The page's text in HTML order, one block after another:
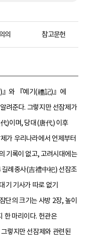
의 참고문헌
』와 『예기(禮記)』에
려준다. 그렇지만 선잠제가
)이며, 당대(唐代) 이후
가 우리나라에서 언제부터
기록이 없고, 고려시대에는
례중사(吉禮中祀) 선잠조
기 기사가 따로 없기
단의 크기는 사방 2장, 높이
한 마리이다. 헌관은
렇지만 선잠제와 관련된